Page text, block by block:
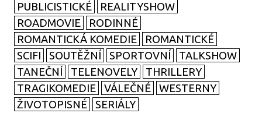
PUBLICISTICKÉ
REALITYSHOW
ROADMOVIE
RODINNÉ
ROMANTICKÁ KOMEDIE
ROMANTICKÉ
SCIFI
SOUTĚŽNÍ SPORTOVNÍ
TALKSHOW
TANEČNÍ
TELENOVELY
THRILLERY
TRAGIKOMEDIE
VÁLEČNÉ
WESTERNY
ŽIVOTOPISNÉ
SERIÁLY